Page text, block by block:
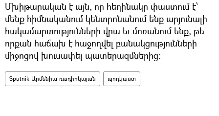
Մխիթարական է այն, որ հեղինակը փաստում է՝
մենք հիմնականում կենտրոնանում ենք արյունալի
հակամարտությունների վրա եւ մոռանում ենք, թե
որքան հաճախ է հաջողվել բանակցությունների
միջոցով խուսափել պատերազմներից։
Sputnik Արմենիա ռադիոկայան պոդկաստ